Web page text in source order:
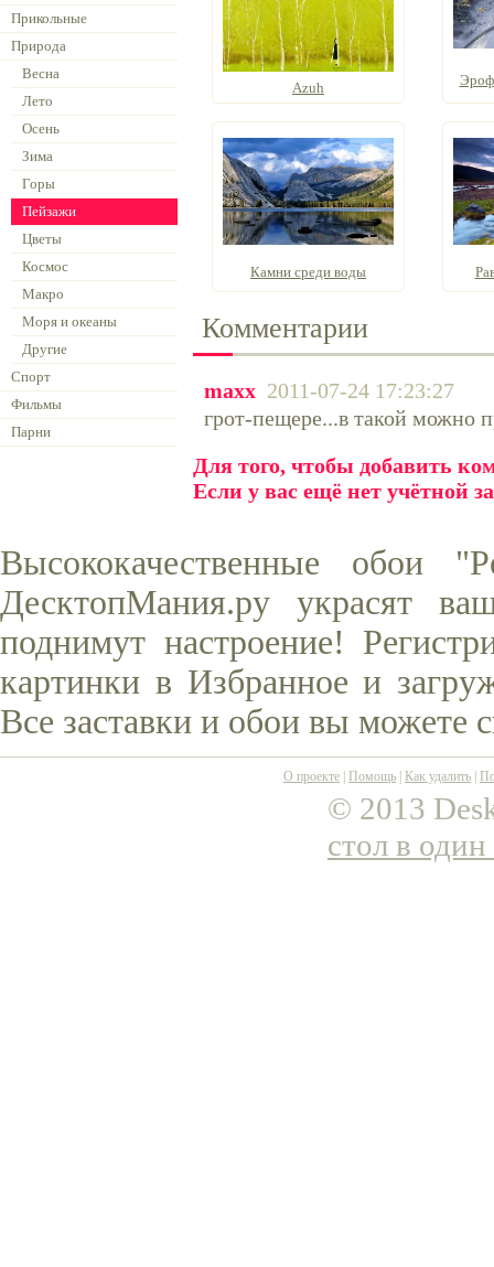
Прикольные
Природа
Весна
Лето
Осень
Зима
Горы
Пейзажи
Цветы
Космос
Макро
Моря и океаны
Другие
Спорт
Фильмы
Парни
Azuh
Камни среди воды
Комментарии
maxx 2011-07-24 17:23:27
грот-пещере...в такой можно
Для того, чтобы добавить
Если у вас ещё нет учётной
Высококачественные обои
ДесктопМания.ру украсят
поднимут настроение!
картинки в Избранное и
Все заставки и обои вы можете
О проекте Помощь Как удалить
© 2013
стол в